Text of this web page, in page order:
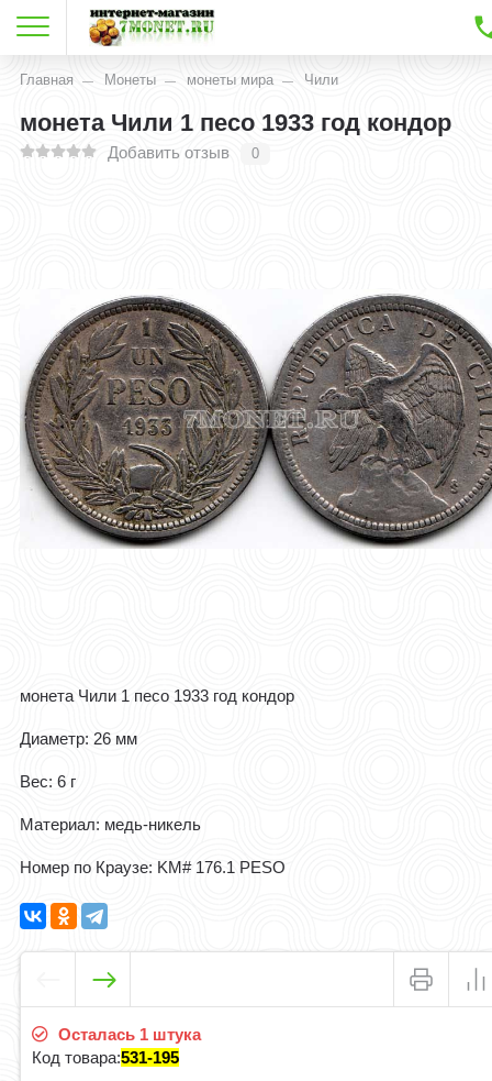
Главная Монеты монеты мира Чили
монета Чили 1 песо 1933 год кондор
Добавить отзыв 0
монета Чили 1 песо 1933 год кондор
Диаметр: 26 мм
Вес: 6 г
Материал: медь-никель
Номер по Краузе: KM# 176.1 PESO
Осталась 1 штука
Код товара:531-195